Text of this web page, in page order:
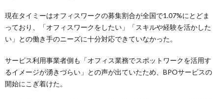
現在タイミーはオフィスワークの募集割合が全国で1.07%にとどま
っており、「オフィスワークをしたい」「スキルや経験を活かした
い」との働き手のニーズに十分対応できていなかった。
サービス利用事業者側も「オフィス業務でスポットワークを活用す
るイメージが湧きづらい」との声が出ていたため、BPOサービスの
開始にこぎ着けた。